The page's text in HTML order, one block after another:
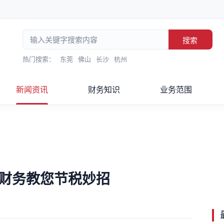
搜索
热门搜索： 东莞 佛山 长沙 杭州
新闻资讯 财务知识 业务范围
务教您节税妙招